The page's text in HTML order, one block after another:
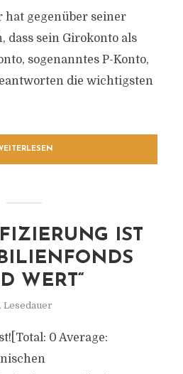
hat gegenüber seiner
dass sein Girokonto als
sogenanntes P-Konto,
die wichtigsten
IST
WERT“
Lesedauer
0 Average: